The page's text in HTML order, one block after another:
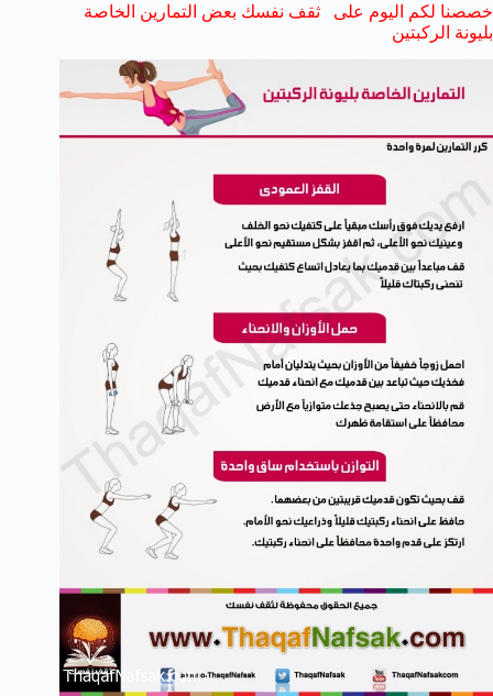
خصصنا لكم اليوم على ثقف نفسك بعض التمارين الخاصة
بليونة الركبتين